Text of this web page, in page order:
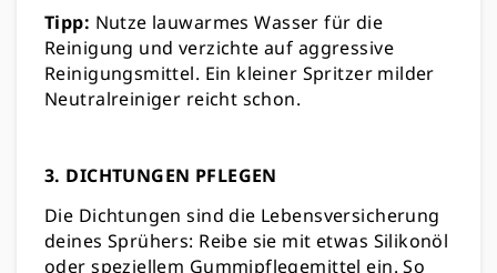
Tipp: Nutze lauwarmes Wasser für die
Reinigung und verzichte auf aggressive
Reinigungsmittel. Ein kleiner Spritzer milder
Neutralreiniger reicht schon.
3. DICHTUNGEN PFLEGEN
Die Dichtungen sind die Lebensversicherung
deines Sprühers: Reibe sie mit etwas Silikonöl
oder speziellem Gummipflegemittel ein. So